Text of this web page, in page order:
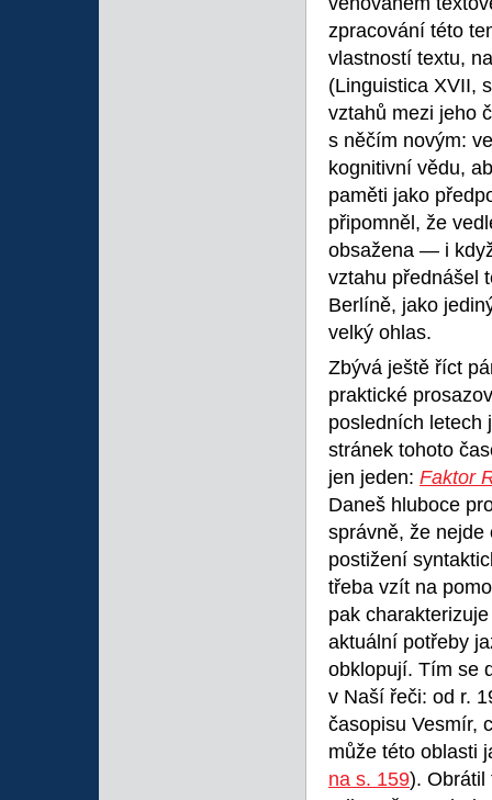
zpracování této
vlastností textu,
(Linguistica XVII,
vztahů mezi jeho
s něčím novým:
kognitivní vědu,
paměti jako
připomněl, že
obsažena — i
vztahu přednášel
Berlíně, jako
velký ohlas.
Zbývá ještě říct
praktické
posledních
stránek tohoto
jen jeden: Faktor
Daneš hluboce
správně, že nejde
postižení
třeba vzít na
pak
aktuální potřeby
obklopují. Tím se
v Naší řeči: od r.
časopisu Vesmír,
může této oblasti
na s. 159). Obrátil